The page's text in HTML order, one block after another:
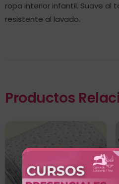
ropa interior infantil. Suave al
resistente al lavado.
Productos